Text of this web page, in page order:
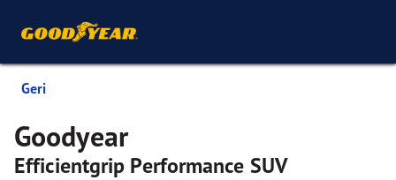
Geri
Goodyear
Efficientgrip Performance SUV